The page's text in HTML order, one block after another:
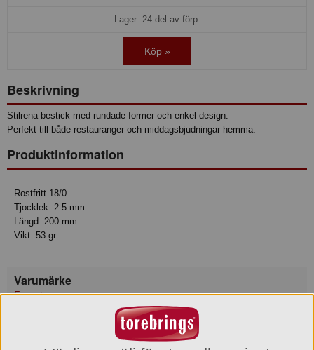
Lager: 24 del av förp.
Köp »
Beskrivning
Stilrena bestick med rundade former och enkel design.
Perfekt till både restauranger och middagsbjudningar hemma.
Produktinformation
Rostfritt 18/0
Tjocklek: 2.5 mm
Längd: 200 mm
Vikt: 53 gr
Varumärke
Exxent